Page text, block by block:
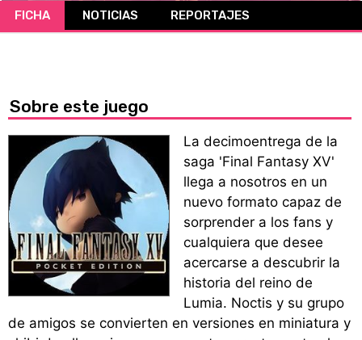
CÓMICS
FICHA NOTICIAS REPORTAJES
Sobre este juego
La decimoentrega de la
saga 'Final Fantasy XV'
llega a nosotros en un
nuevo formato capaz de
sorprender a los fans y
cualquiera que desee
acercarse a descubrir la
historia del reino de
Lumia. Noctis y su grupo
de amigos se convierten en versiones en miniatura y